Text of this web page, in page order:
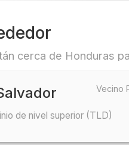
cerca de Honduras
Vecino
de nivel superior (TLD)